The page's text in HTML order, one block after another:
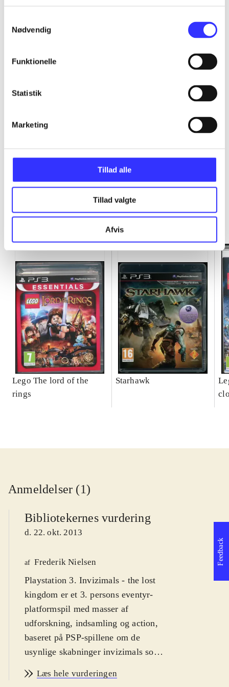
Nødvendig
Funktionelle
Statistik
Marketing
Tillad alle
Tillad valgte
Afvis
Minder om
Lego The lord of the
rings
Starhawk
Anmeldelser (1)
Bibliotekernes vurdering
d. 22. okt. 2013
af Frederik Nielsen
Playstation 3. Invizimals - the lost
kingdom er et 3. persons eventyr-
platformspil med masser af
udforskning, indsamling og action,
baseret på PSP-spillene om de
usynlige skabninger invizimals som
flere titler til den bærbare Playstation
Læs hele vurderingen
Feedback